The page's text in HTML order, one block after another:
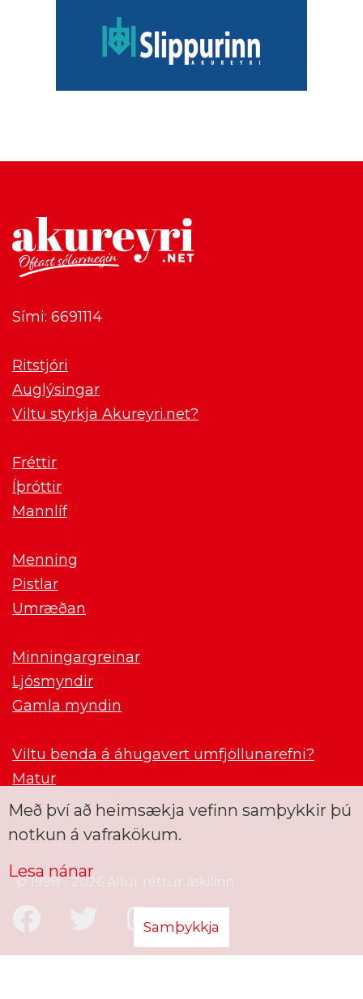
Sími: 6691114
Ritstjóri
Auglýsingar
Viltu styrkja Akureyri.net?
Fréttir
Íþróttir
Mannlíf
Menning
Pistlar
Umræðan
Minningargreinar
Ljósmyndir
Gamla myndin
Viltu benda á áhugavert umfjöllunarefni?
Matur
© 1998 - 2026 Allur réttur áskilinn
Með því að heimsækja vefinn samþykkir þú
notkun á vafrakökum.
Lesa nánar
Samþykkja